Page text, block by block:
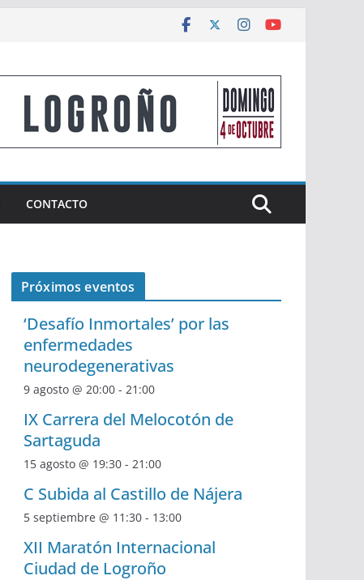
CONTACTO
Próximos eventos
‘Desafío Inmortales’ por las
enfermedades
neurodegenerativas
9 agosto @ 20:00 - 21:00
IX Carrera del Melocotón de
Sartaguda
15 agosto @ 19:30 - 21:00
C Subida al Castillo de Nájera
5 septiembre @ 11:30 - 13:00
XII Maratón Internacional
Ciudad de Logroño